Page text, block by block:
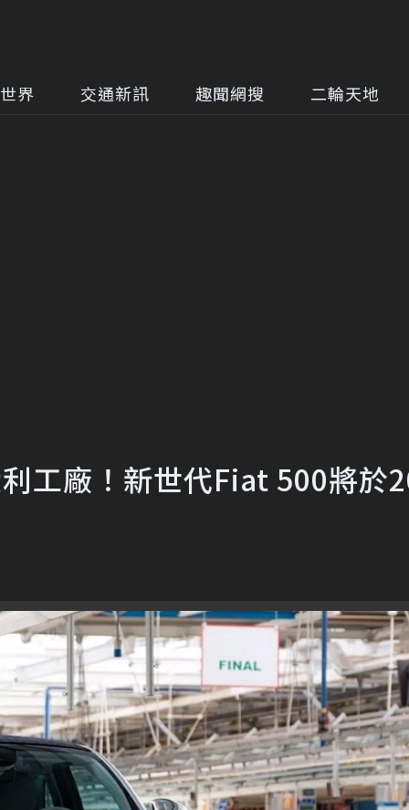
界 交通新訊 趣聞網搜 二輪天地
工廠！新世代Fiat 500將於